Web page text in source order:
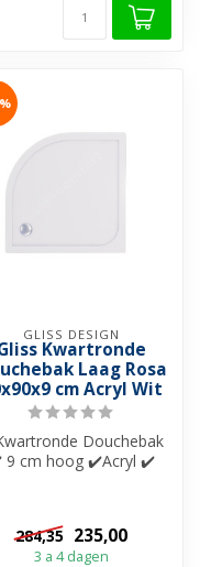
GLISS DESIGN
Kwartronde
Laag Rosa
cm Acryl Wit
Douchebak
cm hoog ✔️Acryl ✔️
284,35 235,00
3 a 4 dagen